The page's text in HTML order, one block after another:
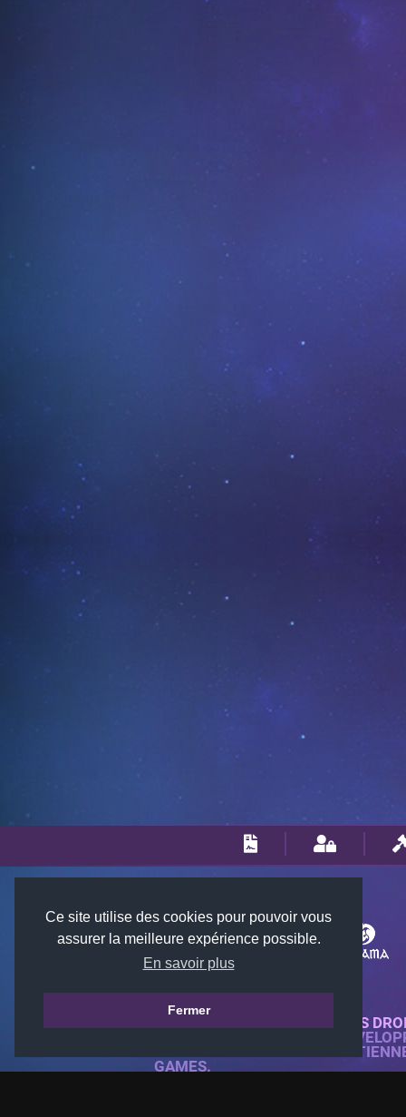
Ce site utilise des cookies pour pouvoir vous
assurer la meilleure expérience possible.
En savoir plus
Fermer
© 2018-2026 KTARENA. TOUS
SITE WEB ENTIÈREMENT
TOUTES LES IMAGES
GAMES.